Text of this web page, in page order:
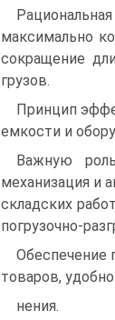
максимально
сокращение
грузов.
Принцип
емкости и
Важную
механизация и
складских
погрузочно-
Обеспечение
товаров,
нения.